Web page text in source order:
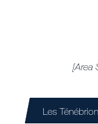
[Area
Les